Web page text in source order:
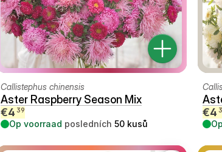
Callistephus chinensis
Aster Raspberry Season Mix
€4 39
Op voorraad posledních 50 kusů
€4